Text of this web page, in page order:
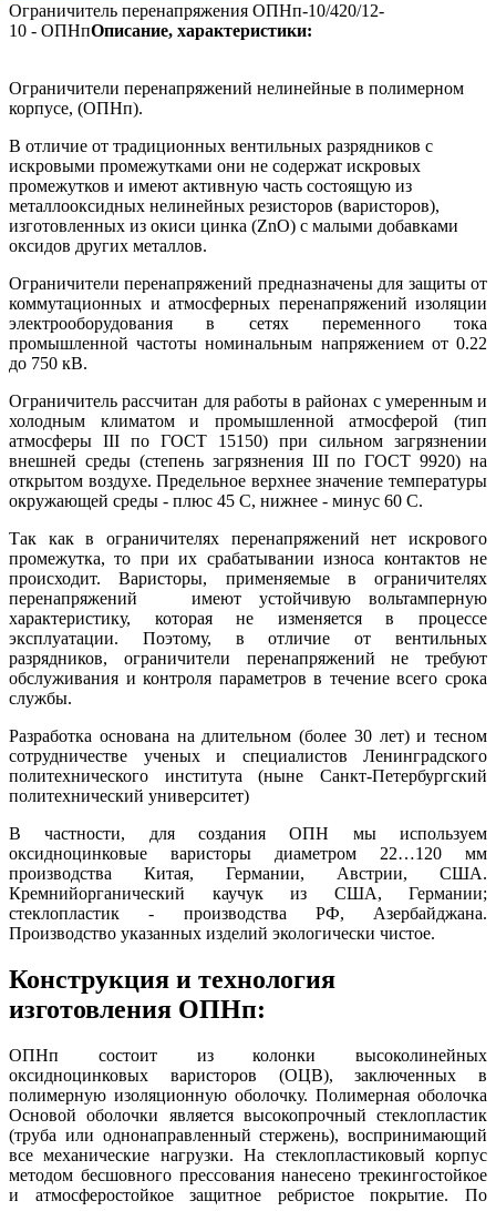
Ограничитель перенапряжения ОПНп-10/420/12-
10 - ОПНпОписание, характеристики:
Ограничители перенапряжений нелинейные в полимерном
корпусе, (ОПНп).
В отличие от традиционных вентильных разрядников с
искровыми промежутками они не содержат искровых
промежутков и имеют активную часть состоящую из
металлооксидных нелинейных резисторов (варисторов),
изготовленных из окиси цинка (ZnO) с малыми добавками
оксидов других металлов.
Ограничители перенапряжений предназначены для защиты от
коммутационных и атмосферных перенапряжений изоляции
электрооборудования в сетях переменного тока
промышленной частоты номинальным напряжением от 0.22
до 750 кВ.
Ограничитель рассчитан для работы в районах с умеренным и
холодным климатом и промышленной атмосферой (тип
атмосферы III по ГОСТ 15150) при сильном загрязнении
внешней среды (степень загрязнения III по ГОСТ 9920) на
открытом воздухе. Предельное верхнее значение температуры
окружающей среды - плюс 45 С, нижнее - минус 60 С.
Так как в ограничителях перенапряжений нет искрового
промежутка, то при их срабатывании износа контактов не
происходит. Варисторы, применяемые в ограничителях
перенапряжений
имеют устойчивую вольтамперную
характеристику, которая не изменяется в процессе
эксплуатации. Поэтому, в отличие от вентильных
разрядников, ограничители перенапряжений не требуют
обслуживания и контроля параметров в течение всего срока
службы.
Разработка основана на длительном (более 30 лет) и тесном
сотрудничестве ученых и специалистов Ленинградского
политехнического института (ныне Санкт-Петербургский
политехнический университет)
В частности, для создания ОПН мы используем
оксидноцинковые варисторы диаметром 22…120 мм
производства Китая, Германии, Австрии, США.
Кремнийорганический каучук из США, Германии;
стеклопластик - производства РФ, Азербайджана.
Производство указанных изделий экологически чистое.
Конструкция и технология
изготовления ОПНп:
ОПНп состоит из колонки высоколинейных
оксидноцинковых варисторов (ОЦВ), заключенных в
полимерную изоляционную оболочку. Полимерная оболочка
Основой оболочки является высокопрочный стеклопластик
(труба или однонаправленный стержень), воспринимающий
все механические нагрузки. На стеклопластиковый корпус
методом бесшовного прессования нанесено трекингостойкое
и атмосферостойкое защитное ребристое покрытие. По